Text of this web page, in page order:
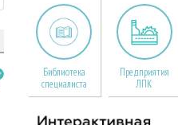
Библиотека
специалиста
Предприятия
ЛПК